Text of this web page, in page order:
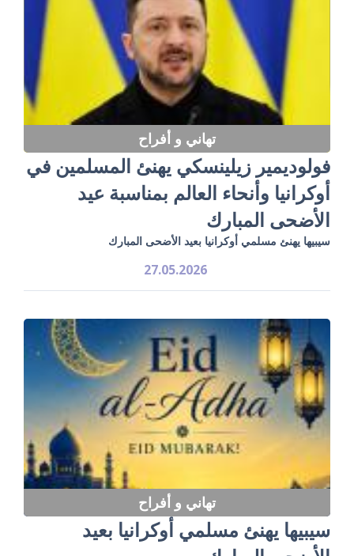
تهاني و أفراح
فولوديمير زيلينسكي يهنئ المسلمين في
أوكرانيا وأنحاء العالم بمناسبة عيد
الأضحى المبارك
سيبيها يهنئ مسلمي أوكرانيا بعيد الأضحى المبارك
27.05.2026
تهاني و أفراح
سيبيها يهنئ مسلمي أوكرانيا بعيد